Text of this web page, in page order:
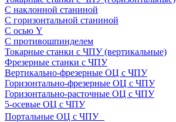
С наклонной станиной
С горизонтальной станиной
С осью Y
С противошпинделем
Токарные станки с ЧПУ (вертикальные)
Фрезерные станки с ЧПУ
Вертикально-фрезерные ОЦ с ЧПУ
Горизонтально-фрезерные ОЦ с ЧПУ
Горизонтально-расточные ОЦ с ЧПУ
5-осевые ОЦ с ЧПУ
Портальные ОЦ с ЧПУ